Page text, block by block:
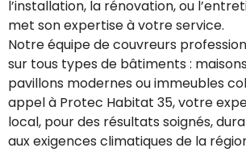
l’installation, la rénovation, ou
met son expertise à votre service.
Notre équipe de couvreurs
sur tous types de bâtiments :
pavillons modernes ou immeubles
appel à Protec Habitat 35, votre
local, pour des résultats soignés,
aux exigences climatiques de la